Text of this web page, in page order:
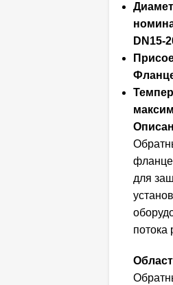
DN15-
для
потока